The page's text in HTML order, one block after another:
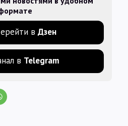
в Дзен
в Telegram